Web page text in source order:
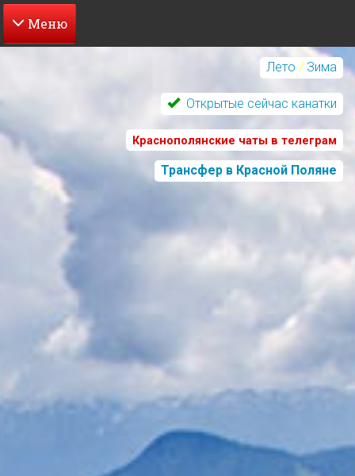
Перейти
содержанию
Лето / Зима
Открытые сейчас канатки
Краснополянские чаты в телеграм
Трансфер в Красной Поляне